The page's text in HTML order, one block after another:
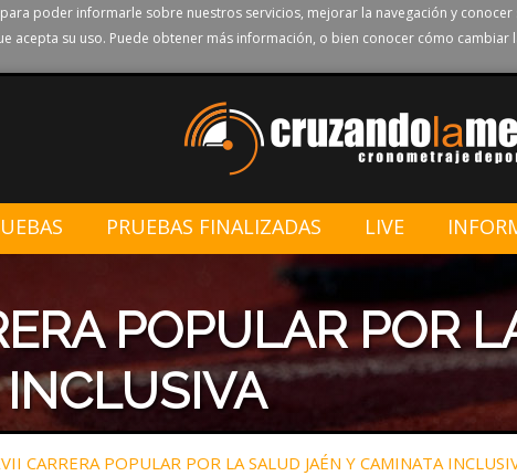
poder informarle sobre nuestros servicios, mejorar la navegación y
acepta su uso. Puede obtener más información, o bien conocer cómo cambiar
PRUEBAS FINALIZADAS LIVE
POPULAR POR
CARRERA POPULAR POR LA SALUD JAÉN Y CAMINATA